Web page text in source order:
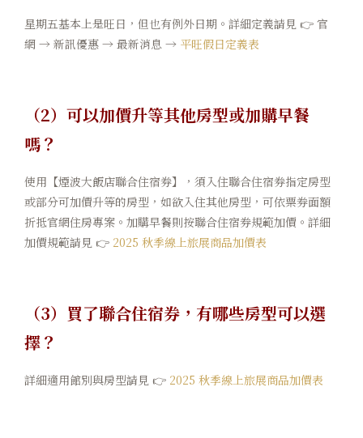
星期五基本上是旺日，但也有例外日期。詳細定義請見 👉 官
網 → 新訊優惠 → 最新消息 → 平旺假日定義表
（2）可以加價升等其他房型或加購早餐
嗎？
使用【煙波大飯店聯合住宿券】，須入住聯合住宿券指定房型
或部分可加價升等的房型，如欲入住其他房型，可依票券面額
折抵官網住房專案。加購早餐則按聯合住宿券規範加價。詳細
加價規範請見 👉 2025 秋季線上旅展商品加價表
（3）買了聯合住宿券，有哪些房型可以選
擇？
詳細適用館別與房型請見 👉 2025 秋季線上旅展商品加價表